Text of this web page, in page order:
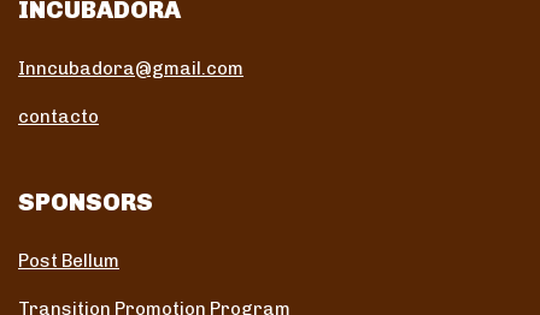
INCUBADORA
Inncubadora@gmail.com
contacto
SPONSORS
Post Bellum
Transition Promotion Program